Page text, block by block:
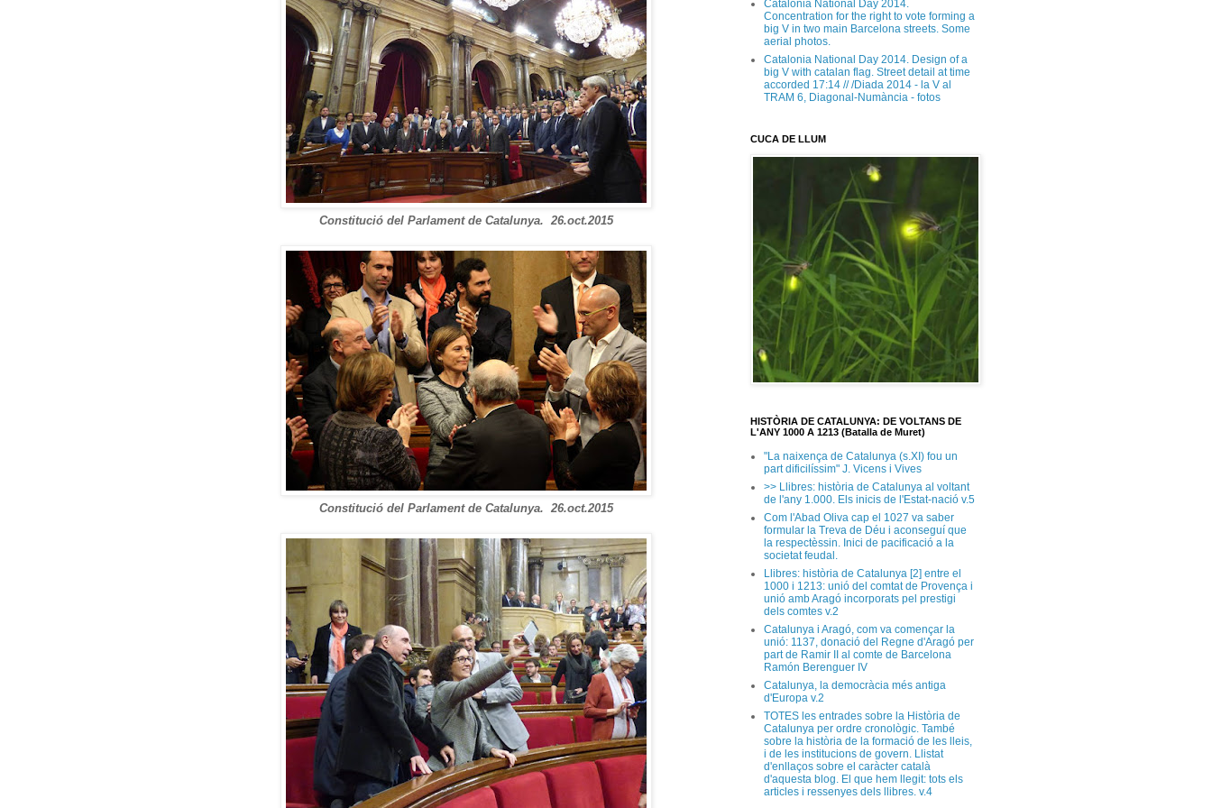
Constitució del Parlament de Catalunya. 26.oct.2015
Constitució del Parlament de Catalunya. 26.oct.2015
Catalonia National Day 2014.
Concentration for the right to vote forming a
big V in two main Barcelona streets. Some
aerial photos.
Catalonia National Day 2014. Design of a
big V with catalan flag. Street detail at time
accorded 17:14 // /Diada 2014 - la V al
TRAM 6, Diagonal-Numància - fotos
CUCA DE LLUM
HISTÒRIA DE CATALUNYA: DE VOLTANS DE
L'ANY 1000 A 1213 (Batalla de Muret)
"La naixença de Catalunya (s.XI) fou un
part dificilíssim" J. Vicens i Vives
>> Llibres: història de Catalunya al voltant
de l'any 1.000. Els inicis de l'Estat-nació v.5
Com l'Abad Oliva cap el 1027 va saber
formular la Treva de Déu i aconseguí que
la respectèssin. Inici de pacificació a la
societat feudal.
Llibres: història de Catalunya [2] entre el
1000 i 1213: unió del comtat de Provença i
unió amb Aragó incorporats pel prestigi
dels comtes v.2
Catalunya i Aragó, com va començar la
unió: 1137, donació del Regne d'Aragó per
part de Ramir II al comte de Barcelona
Ramón Berenguer IV
Catalunya, la democràcia més antiga
d'Europa v.2
TOTES les entrades sobre la Història de
Catalunya per ordre cronològic. També
sobre la història de la formació de les lleis,
i de les institucions de govern. Llistat
d'enllaços sobre el caràcter català
d'aquesta blog. El que hem llegit: tots els
articles i ressenyes dels llibres. v.4